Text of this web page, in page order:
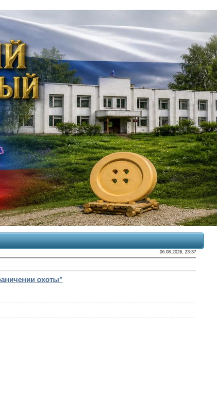
06.08.2026, 23:37
охоты"